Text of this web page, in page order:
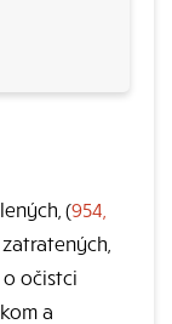
(954,
očistci
a